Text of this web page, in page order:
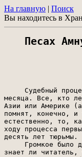
На главную | Поиск
Вы находитесь в
Песах